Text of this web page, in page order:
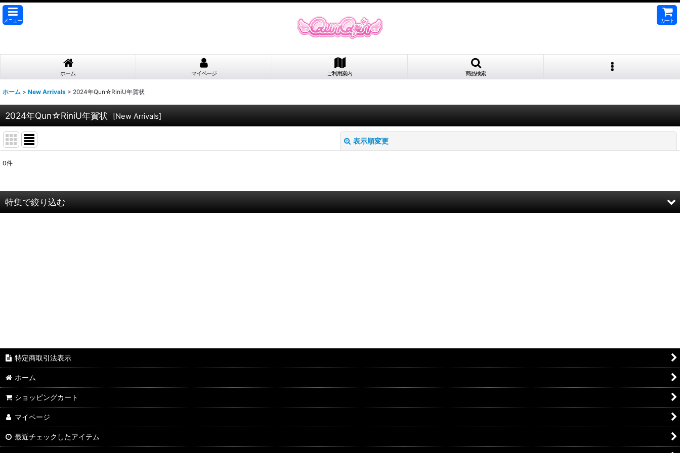
メニュー カート
ホーム マイページ ご利用案内 商品検索
ホーム > New Arrivals > 2024年Qun☆RiniU年賀状
2024年Qun☆RiniU年賀状 [New Arrivals]
表示順変更
表示数
並び順 :
0件
特集で絞り込む
特定商取引法表示
ホーム
ショッピングカート
マイページ
最近チェックしたアイテム